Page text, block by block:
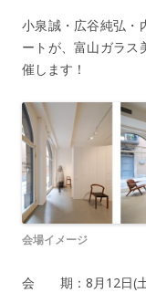
小泉誠・広谷純弘・
ートが、富山ガラス
催します！
会場イメージ
会 期：8月12日(土